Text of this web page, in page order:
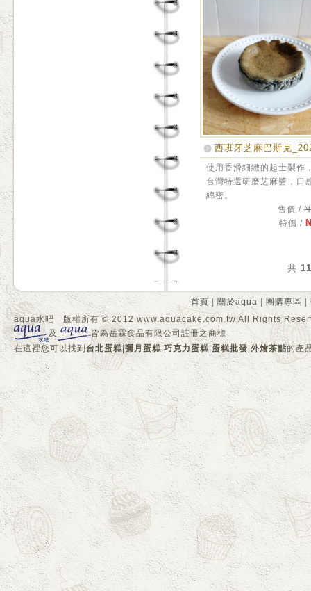
西班牙芝麻巴斯克
使用香滑細緻的起士製作
台灣特選研磨芝麻醬，口
綿密。
售價 /
特價 /
共
首頁 | 關於aqua | 團購專區 |
aqua水吧 版權所有 © 2012 www.aquacake.com.tw All Rights
及
皆為岳霖食品有限公司註冊之商標
在這裡您可以找到 台北蛋糕|彌月蛋糕 巧克力蛋糕| 蛋糕批發 外燴茶點的產